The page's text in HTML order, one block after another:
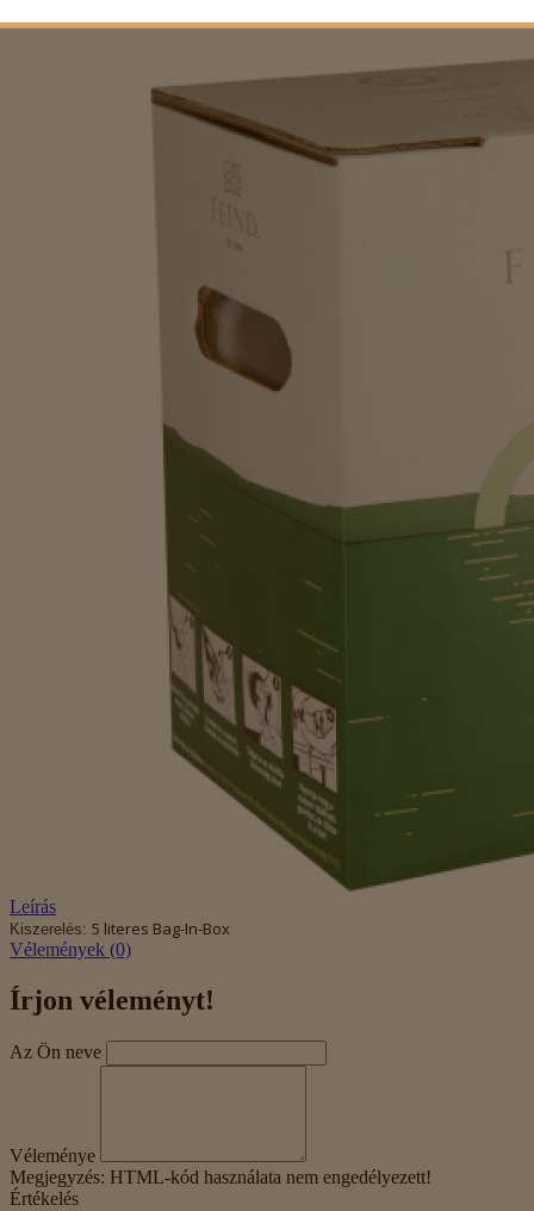
5 290 Ft
Leírás
Kiszerelés: 5 literes Bag-In-Box
Vélemények (0)
Írjon véleményt!
Az Ön neve
Véleménye
Megjegyzés: HTML-kód használata nem engedélyezett!
Értékelés